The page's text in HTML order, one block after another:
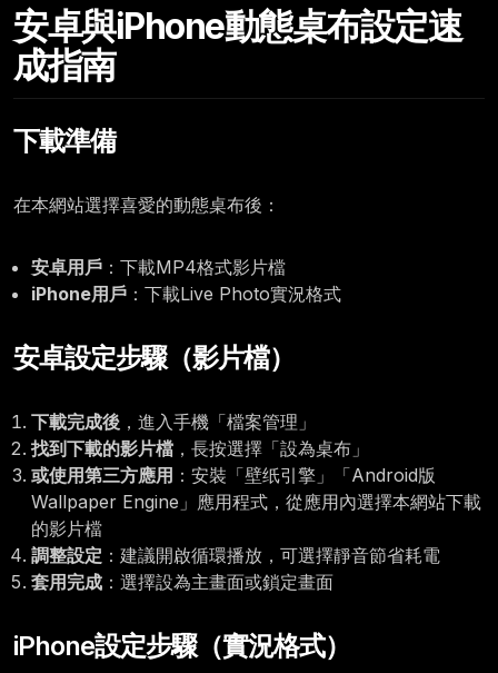
Thursday, April 30
12:00
安卓與iPhone動態桌布設定速
成指南
下載準備
在本網站選擇喜愛的動態桌布後：
安卓用戶 ：下載MP4格式影片檔
iPhone用戶 ：下載Live Photo實況格式
安卓設定步驟（影片檔）
下載完成後 ，進入手機「檔案管理」
找到下載的影片檔 ，長按選擇「設為桌布」
或使用第三方應用 ：安裝「壁纸引擎」「Android版
Wallpaper Engine」應用程式，從應用內選擇本網站下載
的影片檔
調整設定 ：建議開啟循環播放，可選擇靜音節省耗電
套用完成 ：選擇設為主畫面或鎖定畫面
iPhone設定步驟（實況格式）